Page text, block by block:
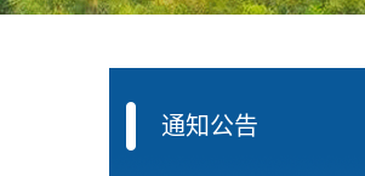
通知公告